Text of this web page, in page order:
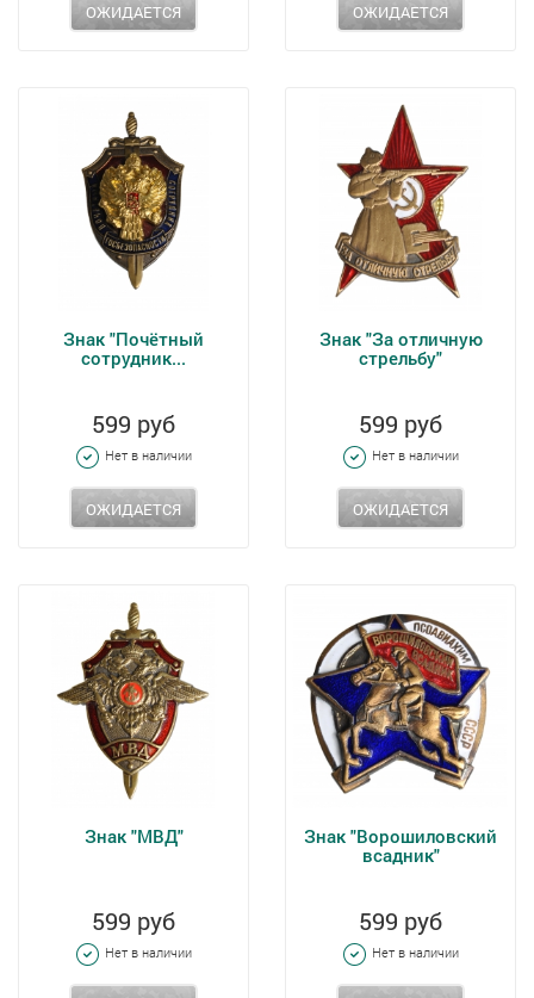
ОЖИДАЕТСЯ ОЖИДАЕТСЯ
Знак "Почётный
сотрудник...
599 руб
Нет в наличии
ОЖИДАЕТСЯ
Знак "За отличную
стрельбу"
599 руб
Нет в наличии
ОЖИДАЕТСЯ
Знак "МВД"
599 руб
Нет в наличии
Знак "Ворошиловский
всадник"
599 руб
Нет в наличии